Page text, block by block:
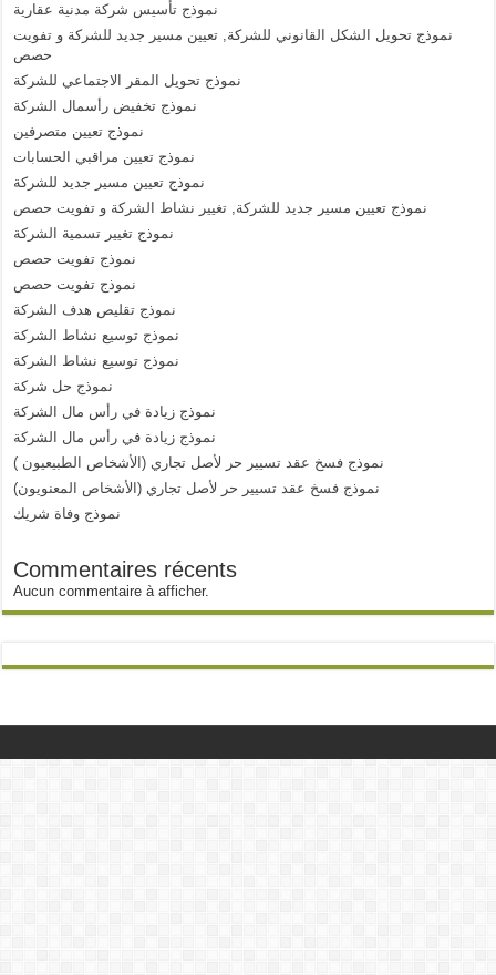
نموذج تأسيس شركة مدنية عقارية
نموذج تحويل الشكل القانوني للشركة, تعيين مسير جديد للشركة و تفويت
حصص
نموذج تحويل المقر الاجتماعي للشركة
نموذج تعيين متصرفين
نموذج تعيين مراقبي الحسابات
نموذج تعيين مسير جديد للشركة
نموذج تعيين مسير جديد للشركة, تغيير نشاط الشركة و تفويت حصص
نموذج تغيير تسمية الشركة
نموذج تفويت حصص
نموذج تفويت حصص
نموذج تقليص هدف الشركة
نموذج توسيع نشاط الشركة
نموذج توسيع نشاط الشركة
نموذج حل شركة
نموذج زيادة في رأس مال الشركة
نموذج زيادة في رأس مال الشركة
نموذج فسخ عقد تسيير حر لأصل تجاري (الأشخاص الطبيعيون )
نموذج فسخ عقد تسيير حر لأصل تجاري (الأشخاص المعنويون)
نموذج وفاة شريك
Commentaires récents
Aucun commentaire à afficher.